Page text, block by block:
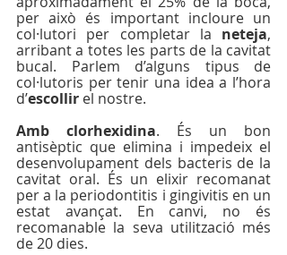
per això és important incloure un
col·lutori per completar la neteja,
arribant a totes les parts de la cavitat
bucal. Parlem d’alguns tipus de
col·lutoris per tenir una idea a l’hora
d’escollir el nostre.
Amb clorhexidina. És un bon
antisèptic que elimina i impedeix el
desenvolupament dels bacteris de la
cavitat oral. És un elixir recomanat
per a la periodontitis i gingivitis en un
estat avançat. En canvi, no és
recomanable la seva utilització més
de 20 dies.